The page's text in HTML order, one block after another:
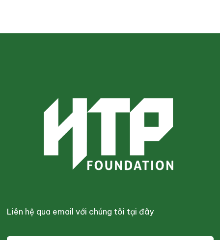
Liên hệ qua email với chúng tôi tại đây